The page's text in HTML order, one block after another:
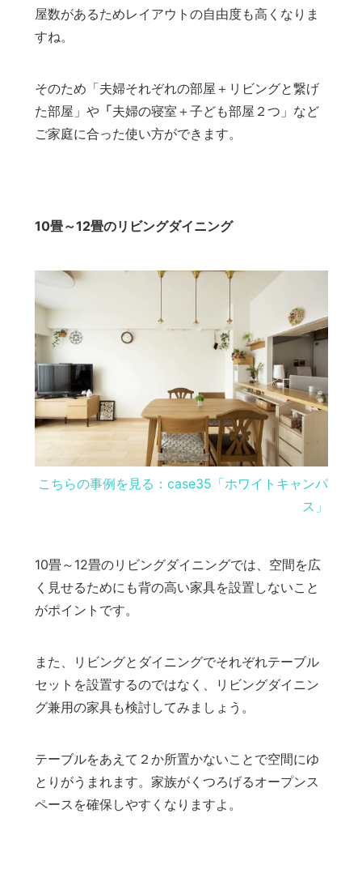
屋数があるためレイアウトの自由度も高くなりま
すね。
そのため「夫婦それぞれの部屋＋リビングと繋げ
た部屋」や「夫婦の寝室＋子ども部屋２つ」など
ご家庭に合った使い方ができます。
10畳～12畳のリビングダイニング
こちらの事例を見る：case35「ホワイトキャンパ
ス」
10畳～12畳のリビングダイニングでは、空間を広
く見せるためにも背の高い家具を設置しないこと
がポイントです。
また、リビングとダイニングでそれぞれテーブル
セットを設置するのではなく、リビングダイニン
グ兼用の家具も検討してみましょう。
テーブルをあえて２か所置かないことで空間にゆ
とりがうまれます。家族がくつろげるオープンス
ペースを確保しやすくなりますよ。